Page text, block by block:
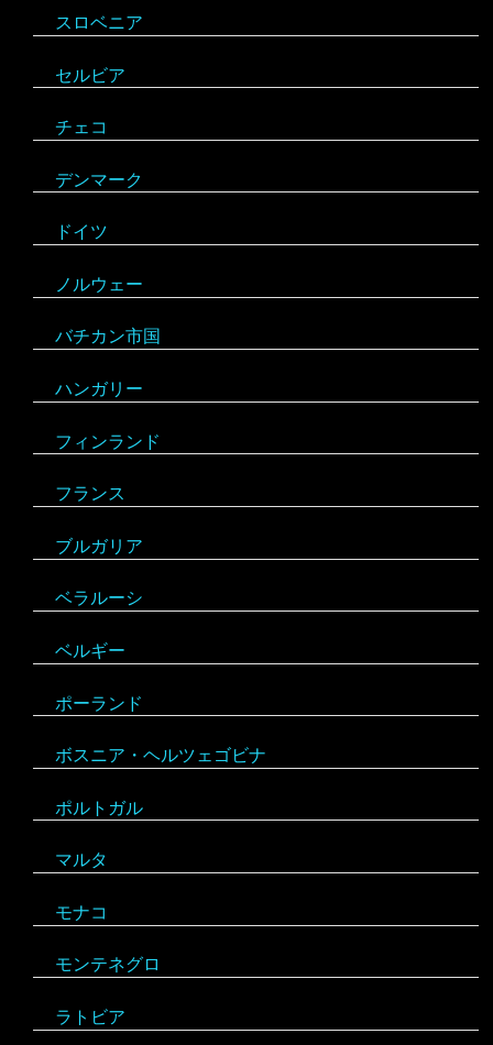
スロベニア
セルビア
チェコ
デンマーク
ドイツ
ノルウェー
バチカン市国
ハンガリー
フィンランド
フランス
ブルガリア
ベラルーシ
ベルギー
ポーランド
ボスニア・ヘルツェゴビナ
ポルトガル
マルタ
モナコ
モンテネグロ
ラトビア
アラブ首長国連邦
イエメン
イスラエル
イラン
オマーン
アルゼンチン
アンティグア・バーブーダ
ウルグアイ
エクアドル
キューバ
グアテマラ
グレナダ
コスタリカ
コロンビア
ジャマイカ
セントビンセント及びグレナディーン諸島
チリ
ドミニカ共和国
トリニダード・トバゴ
ニカラグア
ハイチ
バハマ
アルジェリア
ウガンダ
エジプト
エチオピア
エリトリア
カメルーン
ケニア
コンゴ
ザンビア
ジンバブエ
スーダン
セーシェル
タンザニア